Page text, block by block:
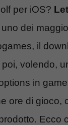
per iOS?
dei
il
volendo,
in
ore di gioco,
Ecco